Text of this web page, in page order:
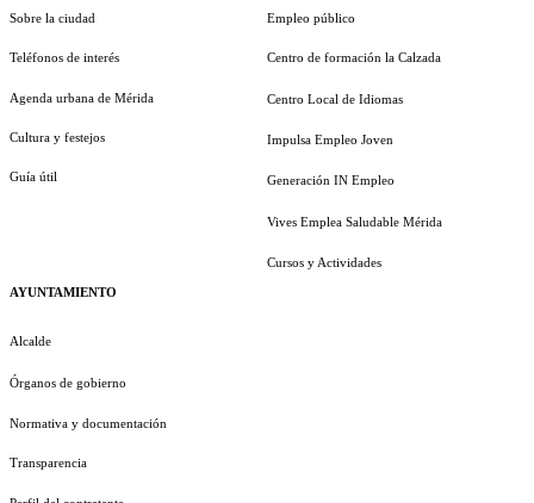
Sobre la ciudad
Teléfonos de interés
Agenda urbana de Mérida
Cultura y festejos
Guía útil
AYUNTAMIENTO
Alcalde
Órganos de gobierno
Normativa y documentación
Transparencia
Empleo público
Centro de formación la Calzada
Centro Local de Idiomas
Impulsa Empleo Joven
Generación IN Empleo
Vives Emplea Saludable Mérida
Cursos y Actividades